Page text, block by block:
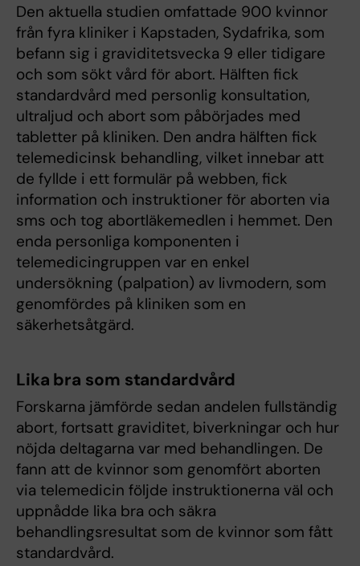
Den aktuella studien omfattade 900 kvinnor
från fyra kliniker i Kapstaden, Sydafrika, som
befann sig i graviditetsvecka 9 eller tidigare
och som sökt vård för abort. Hälften fick
standardvård med personlig konsultation,
ultraljud och abort som påbörjades med
tabletter på kliniken. Den andra hälften fick
telemedicinsk behandling, vilket innebar att
de fyllde i ett formulär på webben, fick
information och instruktioner för aborten via
sms och tog abortläkemedlen i hemmet. Den
enda personliga komponenten i
telemedicingruppen var en enkel
undersökning (palpation) av livmodern, som
genomfördes på kliniken som en
säkerhetsåtgärd.
Lika bra som standardvård
Forskarna jämförde sedan andelen fullständig
abort, fortsatt graviditet, biverkningar och hur
nöjda deltagarna var med behandlingen. De
fann att de kvinnor som genomfört aborten
via telemedicin följde instruktionerna väl och
uppnådde lika bra och säkra
behandlingsresultat som de kvinnor som fått
standardvård.